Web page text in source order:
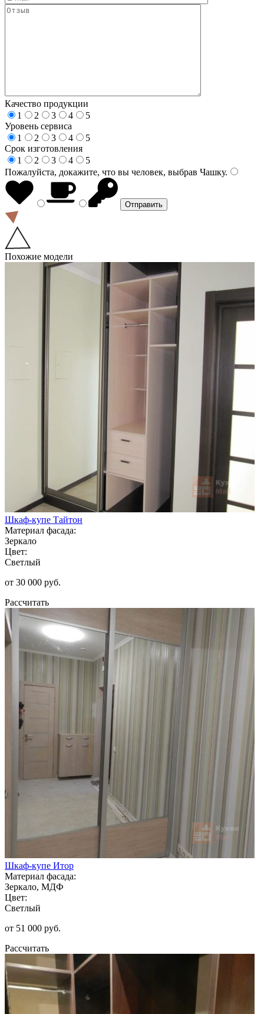
Качество продукции
1
2 3 4
5
Уровень сервиса
1
2 3 4
5
Срок изготовления
1
2 3 4
5
Пожалуйста, докажите, что вы человек, выбрав Чашку.
Похожие модели
Шкаф-купе Тайтон
Материал фасада:
Зеркало
Цвет:
Светлый
от 30 000 руб.
Рассчитать
Шкаф-купе Итор
Материал фасада:
Зеркало, МДФ
Цвет:
Светлый
от 51 000 руб.
Рассчитать